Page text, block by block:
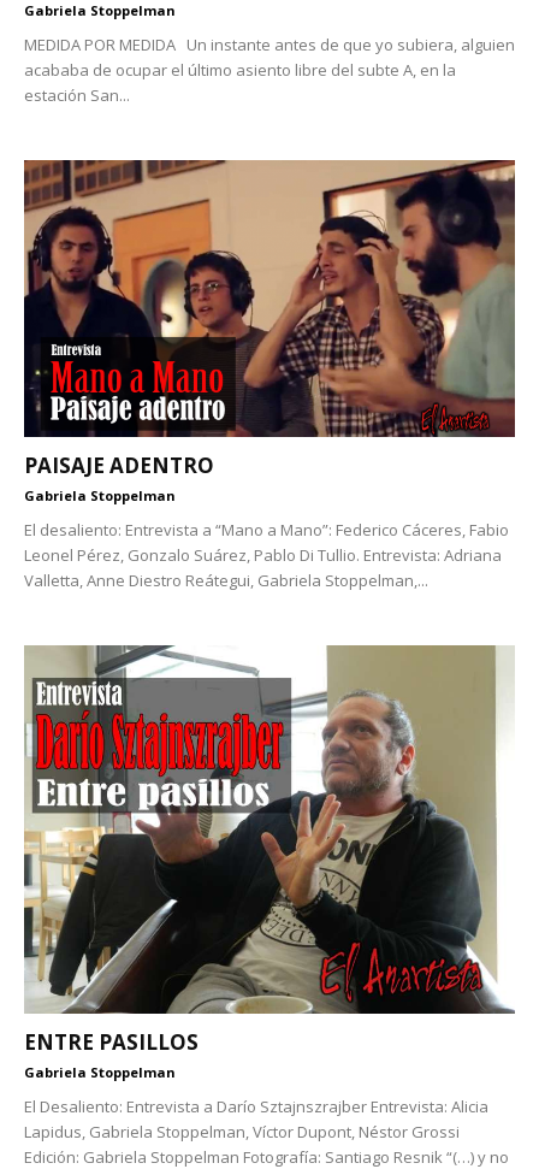
Gabriela Stoppelman
MEDIDA POR MEDIDA Un instante antes de que yo subiera, alguien
acababa de ocupar el último asiento libre del subte A, en la
estación San...
PAISAJE ADENTRO
Gabriela Stoppelman
El desaliento: Entrevista a “Mano a Mano”: Federico Cáceres, Fabio
Leonel Pérez, Gonzalo Suárez, Pablo Di Tullio. Entrevista: Adriana
Valletta, Anne Diestro Reátegui, Gabriela Stoppelman,...
ENTRE PASILLOS
Gabriela Stoppelman
El Desaliento: Entrevista a Darío Sztajnszrajber Entrevista: Alicia
Lapidus, Gabriela Stoppelman, Víctor Dupont, Néstor Grossi
Edición: Gabriela Stoppelman Fotografía: Santiago Resnik “(…) y no